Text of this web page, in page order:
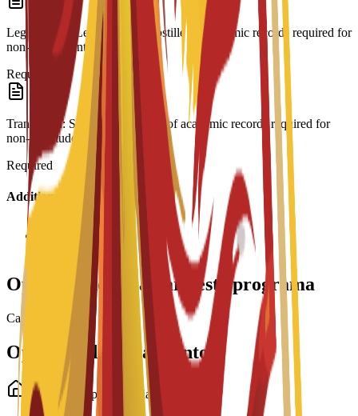
Legalization: Legalisation/Apostille of academic records required for
non-EU students.
Required
Translation: Spanish translation of academic records required for
non-EU students.
Required
Additional Information
Interview required
Opciones de beca para este programa
Cargando becas...
Opciones de alojamiento
Alojamiento para estudiantes